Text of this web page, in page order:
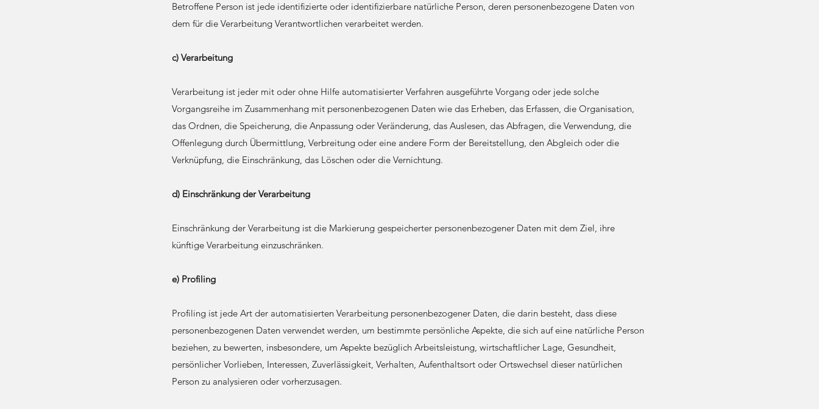
Betroffene Person ist jede identifizierte oder identifizierbare natürliche Person, deren personenbezogene Daten von
dem für die Verarbeitung Verantwortlichen verarbeitet werden.
c) Verarbeitung
Verarbeitung ist jeder mit oder ohne Hilfe automatisierter Verfahren ausgeführte Vorgang oder jede solche
Vorgangsreihe im Zusammenhang mit personenbezogenen Daten wie das Erheben, das Erfassen, die Organisation,
das Ordnen, die Speicherung, die Anpassung oder Veränderung, das Auslesen, das Abfragen, die Verwendung, die
Offenlegung durch Übermittlung, Verbreitung oder eine andere Form der Bereitstellung, den Abgleich oder die
Verknüpfung, die Einschränkung, das Löschen oder die Vernichtung.
d) Einschränkung der Verarbeitung
Einschränkung der Verarbeitung ist die Markierung gespeicherter personenbezogener Daten mit dem Ziel, ihre
künftige Verarbeitung einzuschränken.
e) Profiling
Profiling ist jede Art der automatisierten Verarbeitung personenbezogener Daten, die darin besteht, dass diese
personenbezogenen Daten verwendet werden, um bestimmte persönliche Aspekte, die sich auf eine natürliche Person
beziehen, zu bewerten, insbesondere, um Aspekte bezüglich Arbeitsleistung, wirtschaftlicher Lage, Gesundheit,
persönlicher Vorlieben, Interessen, Zuverlässigkeit, Verhalten, Aufenthaltsort oder Ortswechsel dieser natürlichen
Person zu analysieren oder vorherzusagen.